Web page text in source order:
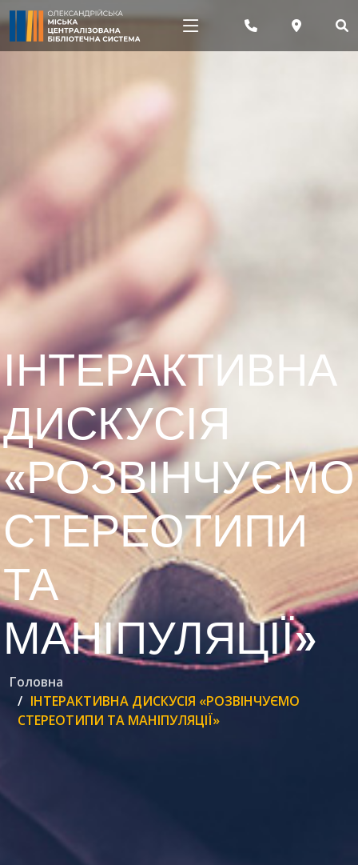
ІНТЕРАКТИВНА
ДИСКУСІЯ
«РОЗВІНЧУЄМО
СТЕРЕОТИПИ
ТА
МАНІПУЛЯЦІЇ»
Головна
ІНТЕРАКТИВНА ДИСКУСІЯ «РОЗВІНЧУЄМО
СТЕРЕОТИПИ ТА МАНІПУЛЯЦІЇ»